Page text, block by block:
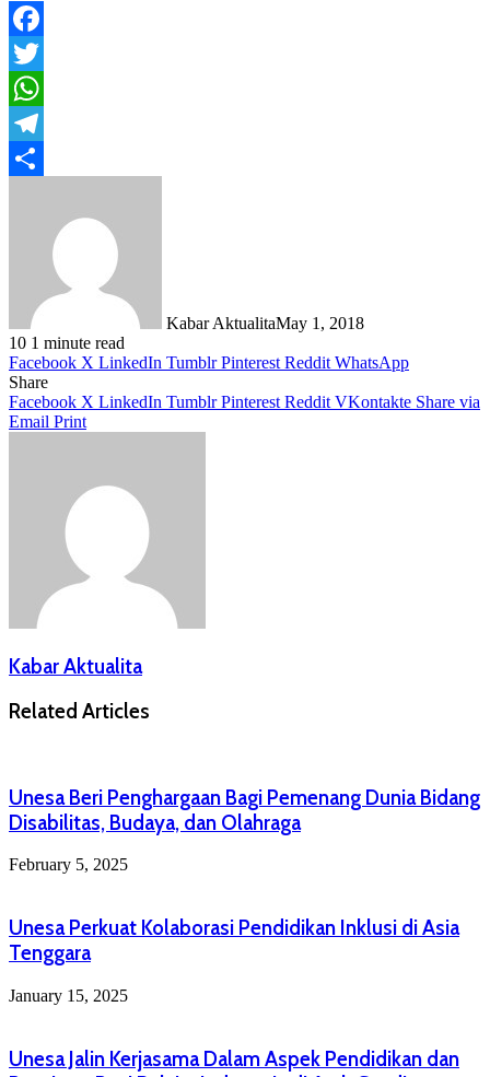
Facebook
Twitter
WhatsApp
Telegram
Kabar AktualitaMay 1, 2018
10 1 minute read
Facebook X LinkedIn Tumblr Pinterest Reddit WhatsApp
Share
Facebook X LinkedIn Tumblr Pinterest Reddit VKontakte Share via
Email Print
Kabar Aktualita
Related Articles
Unesa Beri Penghargaan Bagi Pemenang Dunia Bidang
Disabilitas, Budaya, dan Olahraga
February 5, 2025
Unesa Perkuat Kolaborasi Pendidikan Inklusi di Asia
Tenggara
January 15, 2025
Unesa Jalin Kerjasama Dalam Aspek Pendidikan dan